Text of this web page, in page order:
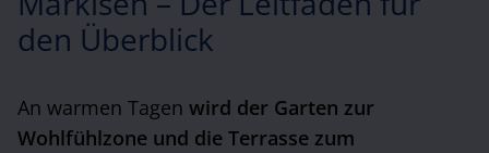
den Überblick
An warmen Tagen wird der Garten zur
Wohlfühlzone und die Terrasse zum